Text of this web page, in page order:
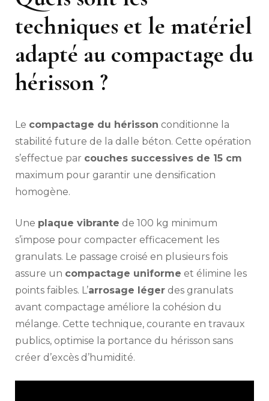
techniques et le matériel
adapté au compactage du
hérisson ?
Le compactage du hérisson conditionne la
stabilité future de la dalle béton. Cette opération
s’effectue par couches successives de 15 cm
maximum pour garantir une densification
homogène.
Une plaque vibrante de 100 kg minimum
s’impose pour compacter efficacement les
granulats. Le passage croisé en plusieurs fois
assure un compactage uniforme et élimine les
points faibles. L’arrosage léger des granulats
avant compactage améliore la cohésion du
mélange. Cette technique, courante en travaux
publics, optimise la portance du hérisson sans
créer d’excès d’humidité.